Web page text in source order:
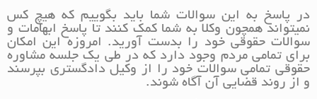
در پاسخ به این سوالات شما باید بگوییم که هیچ کس
نمیتواند همچون وکلا به شما کمک کنند تا پاسخ ابهامات و
سوالات حقوقی خود را بدست آورید. امروزه این امکان
برای تمامی مردم وجود دارد که در طی یک جلسه مشاوره
حقوقی تمامی سوالات خود را از وکیل دادگستری بپرسند
و از روند قضایی آن آگاه شوند.